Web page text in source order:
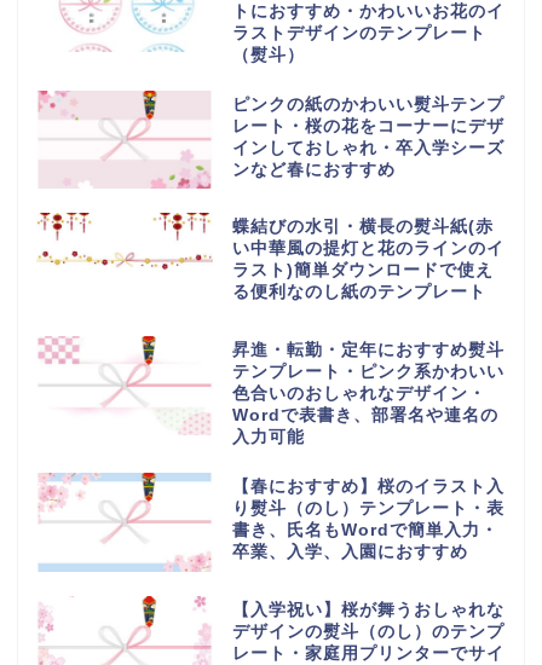
トにおすすめ・かわいいお花のイ
ラストデザインのテンプレート
（熨斗）
ピンクの紙のかわいい熨斗テンプ
レート・桜の花をコーナーにデザ
インしておしゃれ・卒入学シーズ
ンなど春におすすめ
蝶結びの水引・横長の熨斗紙(赤
い中華風の提灯と花のラインのイ
ラスト)簡単ダウンロードで使え
る便利なのし紙のテンプレート
昇進・転勤・定年におすすめ熨斗
テンプレート・ピンク系かわいい
色合いのおしゃれなデザイン・
Wordで表書き、部署名や連名の
入力可能
【春におすすめ】桜のイラスト入
り熨斗（のし）テンプレート・表
書き、氏名もWordで簡単入力・
卒業、入学、入園におすすめ
【入学祝い】桜が舞うおしゃれな
デザインの熨斗（のし）のテンプ
レート・家庭用プリンターでサイ